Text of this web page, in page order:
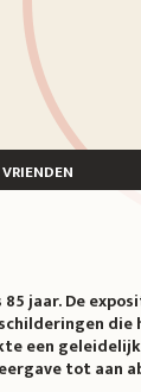
vrienden
jaar. De
die
een
tot aan